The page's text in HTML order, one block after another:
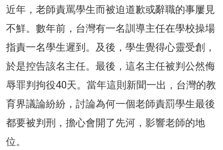
近年，老師責罵學生而被迫道歉或辭職的事屢見
不鮮。數年前，台灣有一名訓導主任在學校操場
指責一名學生遲到。及後，學生覺得心靈受創，
於是控告該名主任。最後，這名主任被判公然侮
辱罪判拘役40天。當年這則新聞一出，台灣的教
育界議論紛紛，討論為何一個老師責罰學生最後
都要被判刑，擔心會開了先河，影響老師的地
位。